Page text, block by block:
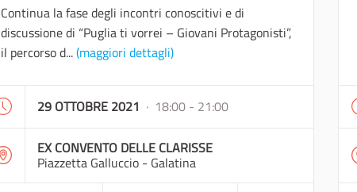
Continua la fase degli incontri conoscitivi e di
discussione di “Puglia ti vorrei – Giovani Protagonisti”,
il percorso d...(maggiori dettagli)
29 OTTOBRE 2021 · 18:00 - 21:00
EX CONVENTO DELLE CLARISSE
Piazzetta Galluccio - Galatina